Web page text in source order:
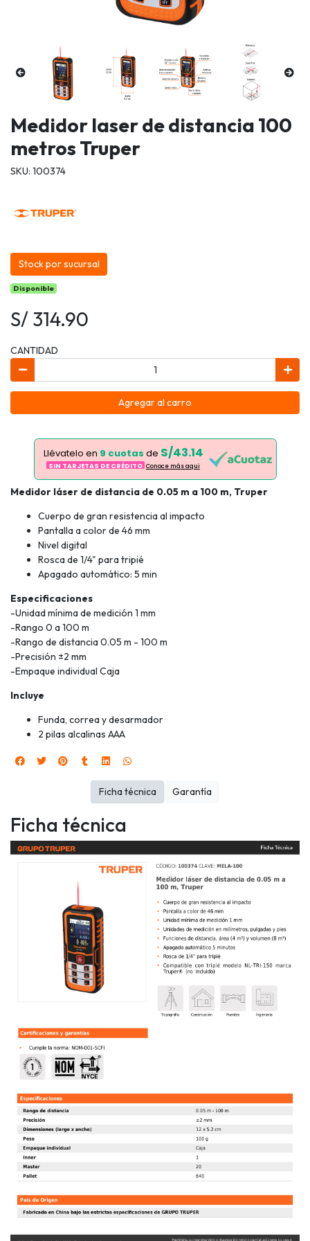
Medidor laser de distancia 100
metros Truper
SKU: 100374
Stock por sucursal
Disponible
S/ 314.90
CANTIDAD
Agregar al carro
Llévatelo en 9 cuotas de S/43.14
SIN TARJETAS DE CRÉDITO Conoce más aqui
Medidor láser de distancia de 0.05 m a 100 m, Truper
Cuerpo de gran resistencia al impacto
Pantalla a color de 46 mm
Nivel digital
Rosca de 1/4" para tripié
Apagado automático: 5 min
Especificaciones
-Unidad mínima de medición 1 mm
-Rango 0 a 100 m
-Rango de distancia 0.05 m - 100 m
-Precisión ±2 mm
-Empaque individual Caja
Incluye
Funda, correa y desarmador
2 pilas alcalinas AAA
Ficha técnica
Ficha técnica Garantía